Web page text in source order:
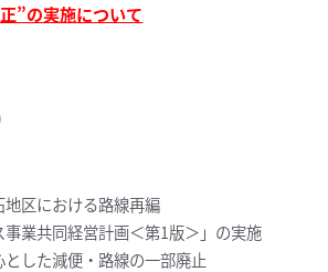
”の実施について
区における路線再編
事業共同経営計画＜第1版＞」の実施
した減便・路線の一部廃止